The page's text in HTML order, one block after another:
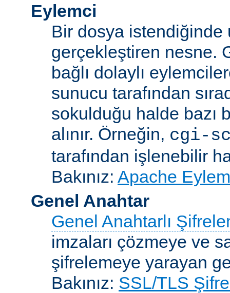
Eylemci
Bir dosya
gerçekleştiren nesne.
bağlı dolaylı
sunucu tarafından
sokulduğu halde bazı
alınır. Örneğin, cgi-
tarafından işlenebilir
Bakınız: Apache
Genel Anahtar
Genel Anahtarlı
imzaları çözmeye ve
şifrelemeye yarayan
Bakınız: SSL/TLS